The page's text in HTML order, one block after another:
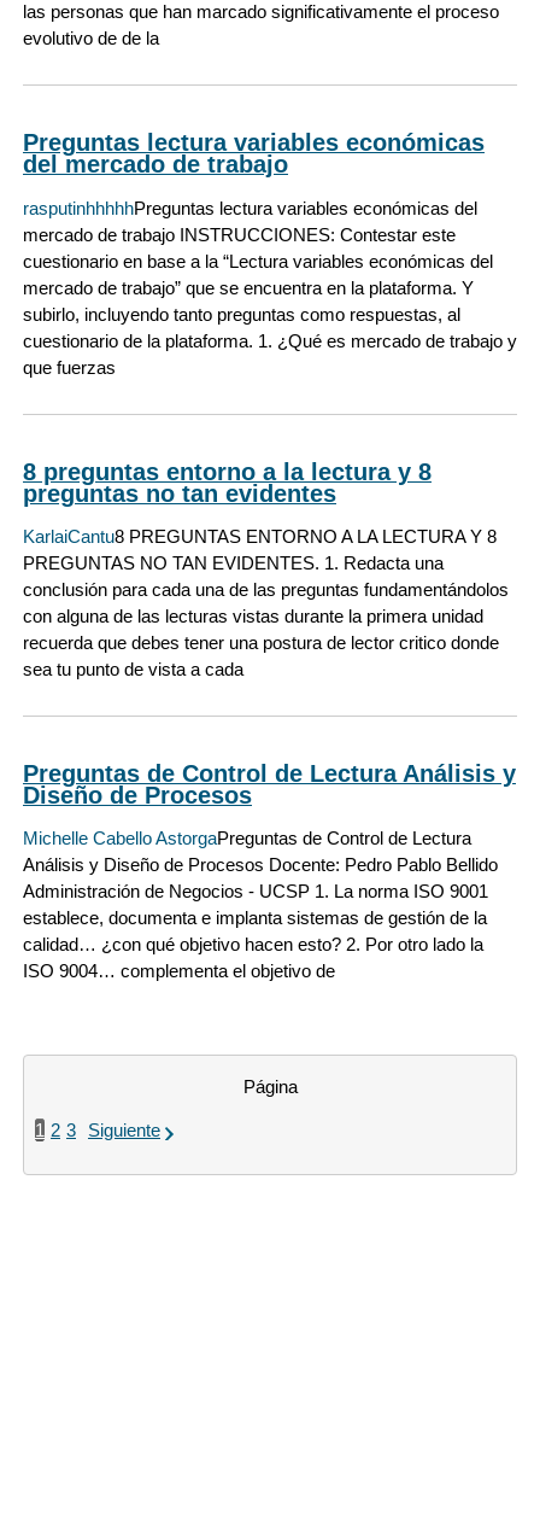
las personas que han marcado significativamente el proceso
evolutivo de de la
Preguntas lectura variables económicas
del mercado de trabajo
rasputinhhhhhPreguntas lectura variables económicas del
mercado de trabajo INSTRUCCIONES: Contestar este
cuestionario en base a la “Lectura variables económicas del
mercado de trabajo” que se encuentra en la plataforma. Y
subirlo, incluyendo tanto preguntas como respuestas, al
cuestionario de la plataforma. 1. ¿Qué es mercado de trabajo y
que fuerzas
8 preguntas entorno a la lectura y 8
preguntas no tan evidentes
KarlaiCantu8 PREGUNTAS ENTORNO A LA LECTURA Y 8
PREGUNTAS NO TAN EVIDENTES. 1. Redacta una
conclusión para cada una de las preguntas fundamentándolos
con alguna de las lecturas vistas durante la primera unidad
recuerda que debes tener una postura de lector critico donde
sea tu punto de vista a cada
Preguntas de Control de Lectura Análisis y
Diseño de Procesos
Michelle Cabello AstorgaPreguntas de Control de Lectura
Análisis y Diseño de Procesos Docente: Pedro Pablo Bellido
Administración de Negocios - UCSP 1. La norma ISO 9001
establece, documenta e implanta sistemas de gestión de la
calidad… ¿con qué objetivo hacen esto? 2. Por otro lado la
ISO 9004… complementa el objetivo de
Página
1 2 3 Siguiente